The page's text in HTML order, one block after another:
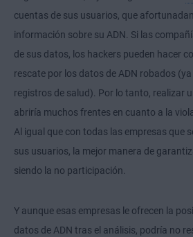
cuentas de sus usuarios, que
información sobre su ADN. Si las
de sus datos, los hackers pueden hacer
rescate por los datos de ADN robados
registros de salud). Por lo tanto, realizar
abriría muchos frentes en cuanto a la
Al igual que con todas las empresas que
sus usuarios, la mejor manera de
siendo la no participación.
Y aunque esas empresas le ofrecen la
datos de ADN tras el análisis, podría no